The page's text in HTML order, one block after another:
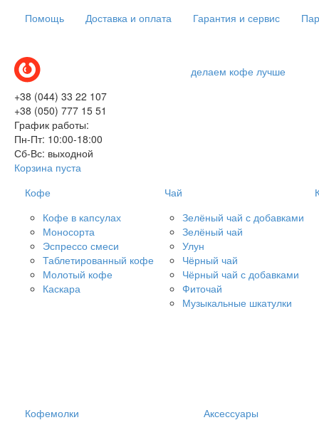
Помощь Доставка и оплата Гарантия и сервис
делаем кофе лучше
+38 (044) 33 22 107
+38 (050) 777 15 51
График работы:
Пн-Пт: 10:00-18:00
Сб-Вс: выходной
Корзина пуста
Кофе
Кофе в капсулах
Моносорта
Эспрессо смеси
Таблетированный кофе
Молотый кофе
Каскара
Чай
Зелёный чай с добавками
Зелёный чай
Улун
Чёрный чай
Чёрный чай с добавками
Фиточай
Музыкальные шкатулки
Кофемолки
Аксессуары